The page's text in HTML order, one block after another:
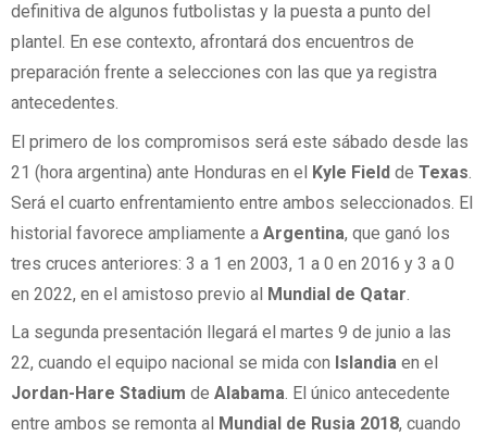
definitiva de algunos futbolistas y la puesta a punto del
plantel. En ese contexto, afrontará dos encuentros de
preparación frente a selecciones con las que ya registra
antecedentes.
El primero de los compromisos será este sábado desde las
21 (hora argentina) ante Honduras en el Kyle Field de Texas
Será el cuarto enfrentamiento entre ambos seleccionados. El
historial favorece ampliamente a Argentina, que ganó los
tres cruces anteriores: 3 a 1 en 2003, 1 a 0 en 2016 y 3 a 0
en 2022, en el amistoso previo al Mundial de Qatar
La segunda presentación llegará el martes 9 de junio a las
22, cuando el equipo nacional se mida con Islandia en el
Jordan-Hare Stadium de Alabama. El único antecedente
entre ambos se remonta al Mundial de Rusia 2018, cuando